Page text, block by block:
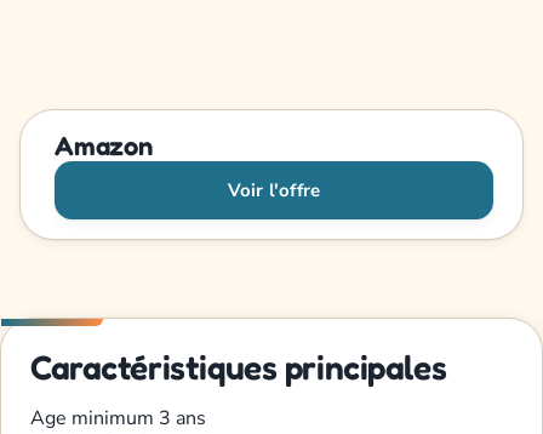
Amazon
Voir l'offre
Caractéristiques principales
Age minimum 3 ans